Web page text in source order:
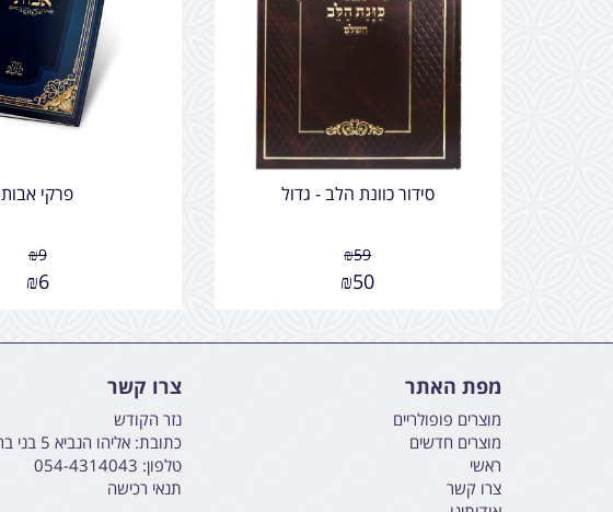
סידור כוונת הלב - גדול
₪59
₪50
פרקי אבות
₪9
₪6
מפת האתר
מוצרים פופולריים
מוצרים חדשים
ראשי
צרו קשר
צרו קשר
נזר הקודש
כתובת: אליהו הנביא 5 בני ברק - ישראל
טלפון: 054-4314043
תנאי רכישה